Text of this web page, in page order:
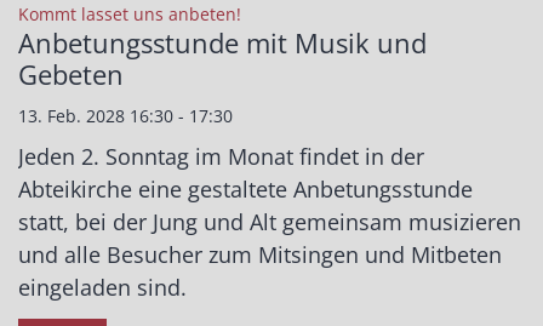
Kommt lasset uns anbeten!
Anbetungsstunde mit Musik und
Gebeten
13. Feb. 2028 16:30 - 17:30
Jeden 2. Sonntag im Monat findet in der
Abteikirche eine gestaltete Anbetungsstunde
statt, bei der Jung und Alt gemeinsam musizieren
und alle Besucher zum Mitsingen und Mitbeten
eingeladen sind.